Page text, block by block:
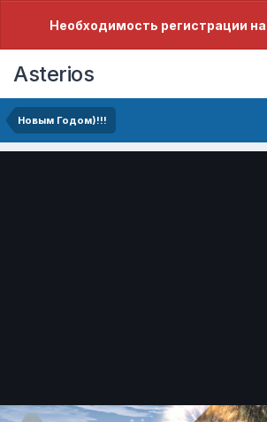
Необходимость регистрации
Asterios
Новым Годом)!!!